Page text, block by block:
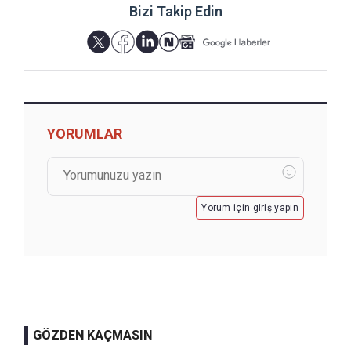
Bizi Takip Edin
YORUMLAR
Yorum için giriş yapın
GÖZDEN KAÇMASIN